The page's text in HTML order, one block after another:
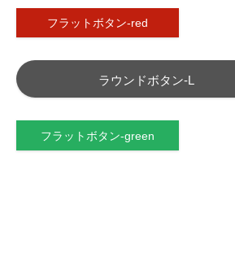
フラットボタン-red
ラウンドボタン-L
フラットボタン-green